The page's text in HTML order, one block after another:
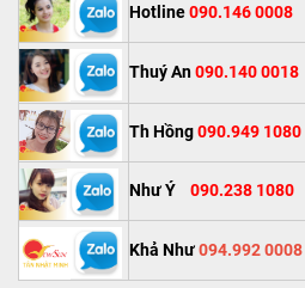
Hotline090.146 0008
Thuý An090.140 0018
Th Hồng090.949 1080
Như Ý 090.238 1080
Khả Như094.992 0008